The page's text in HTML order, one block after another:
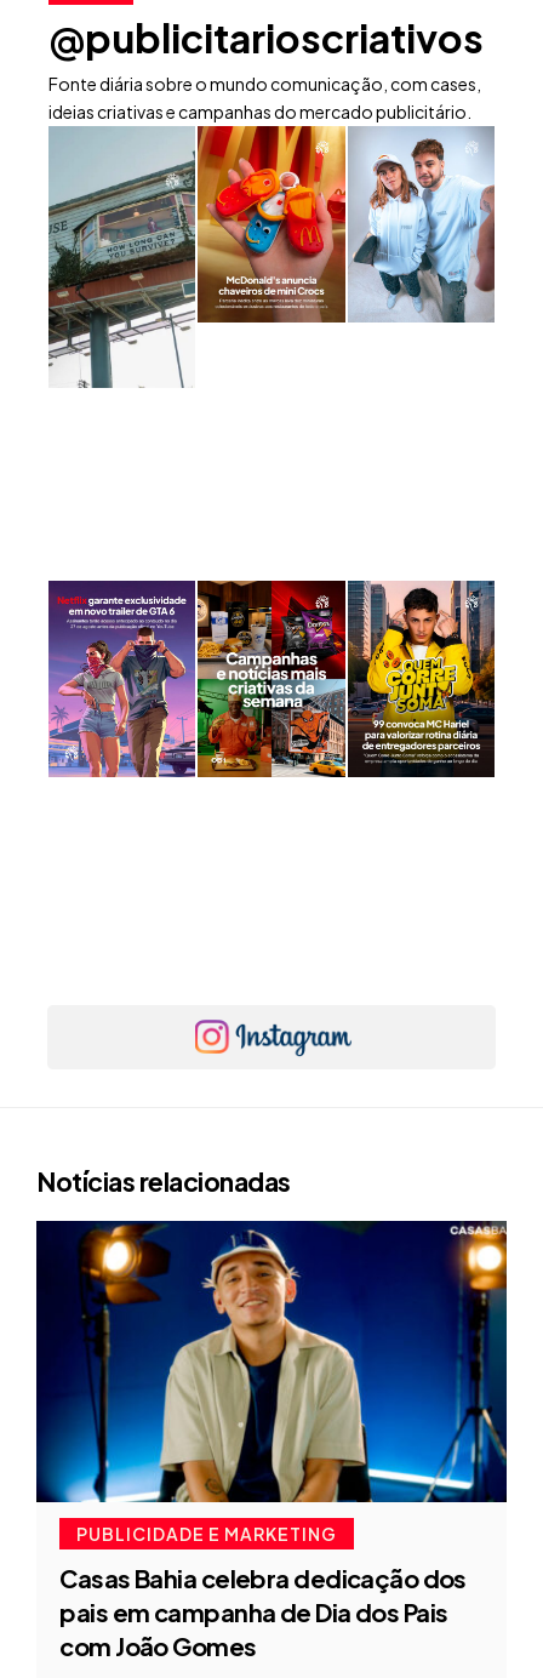
@publicitarioscriativos
Fonte diária sobre o mundo comunicação, com cases,
ideias criativas e campanhas do mercado publicitário.
Notícias relacionadas
PUBLICIDADE E MARKETING
Casas Bahia celebra dedicação dos
pais em campanha de Dia dos Pais
com João Gomes